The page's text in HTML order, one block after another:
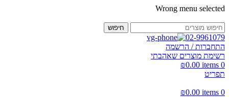
Wrong menu selected
חיפוש
02-9961079
התחברות / הרשמה
רשימת מוצרים שאהבתי
0
items
₪0.00
תפריט
0
items
₪0.00